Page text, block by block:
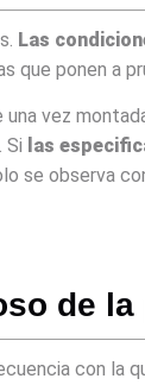
Las
que ponen a
vez
Si las
se observa
de
con la